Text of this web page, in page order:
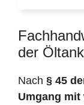
der
Nach § 45
Umgang mit